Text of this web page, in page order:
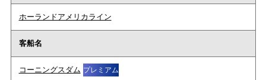
ホーランドアメリカライン
客船名
コーニングスダム プレミアム